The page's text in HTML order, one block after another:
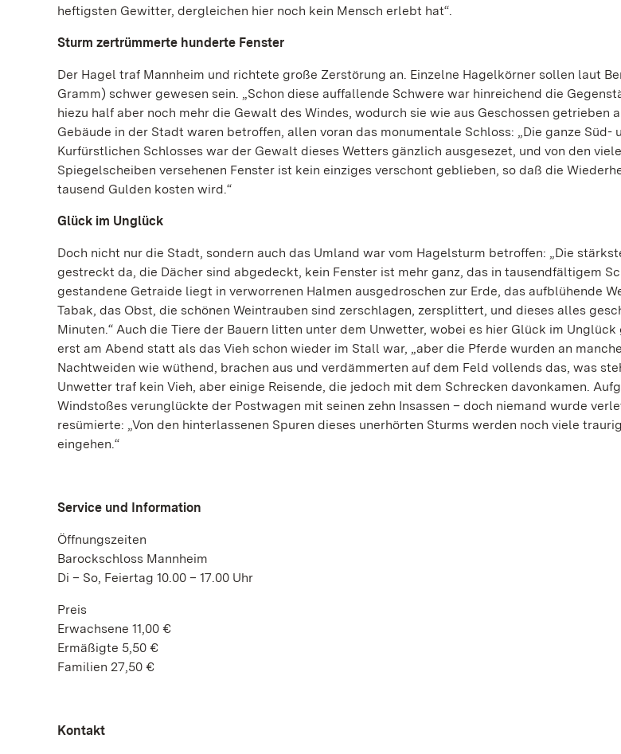
heftigsten Gewitter, dergleichen hier noch kein Mensch erlebt hat“.
Sturm zertrümmerte hunderte Fenster
Der Hagel traf Mannheim und richtete große Zerstörung an. Einzelne Hagelkörner sollen laut
Gramm) schwer gewesen sein. „Schon diese auffallende Schwere war hinreichend die
hiezu half aber noch mehr die Gewalt des Windes, wodurch sie wie aus Geschossen getrieben
Gebäude in der Stadt waren betroffen, allen voran das monumentale Schloss: „Die ganze Süd-
Kurfürstlichen Schlosses war der Gewalt dieses Wetters gänzlich ausgesezet, und von den
Spiegelscheiben versehenen Fenster ist kein einziges verschont geblieben, so daß die
tausend Gulden kosten wird.“
Glück im Unglück
Doch nicht nur die Stadt, sondern auch das Umland war vom Hagelsturm betroffen: „Die
gestreckt da, die Dächer sind abgedeckt, kein Fenster ist mehr ganz, das in tausendfältigem
gestandene Getraide liegt in verworrenen Halmen ausgedroschen zur Erde, das aufblühende
Tabak, das Obst, die schönen Weintrauben sind zerschlagen, zersplittert, und dieses alles
Minuten.“ Auch die Tiere der Bauern litten unter dem Unwetter, wobei es hier Glück im
erst am Abend statt als das Vieh schon wieder im Stall war, „aber die Pferde wurden an
Nachtweiden wie wüthend, brachen aus und verdämmerten auf dem Feld vollends das, was
Unwetter traf kein Vieh, aber einige Reisende, die jedoch mit dem Schrecken davonkamen.
Windstoßes verunglückte der Postwagen mit seinen zehn Insassen – doch niemand wurde
resümierte: „Von den hinterlassenen Spuren dieses unerhörten Sturms werden noch viele
eingehen.“
Service und Information
Öffnungszeiten
Barockschloss Mannheim
Di – So, Feiertag 10.00 – 17.00 Uhr
Preis
Erwachsene 11,00 €
Ermäßigte 5,50 €
Familien 27,50 €
Kontakt